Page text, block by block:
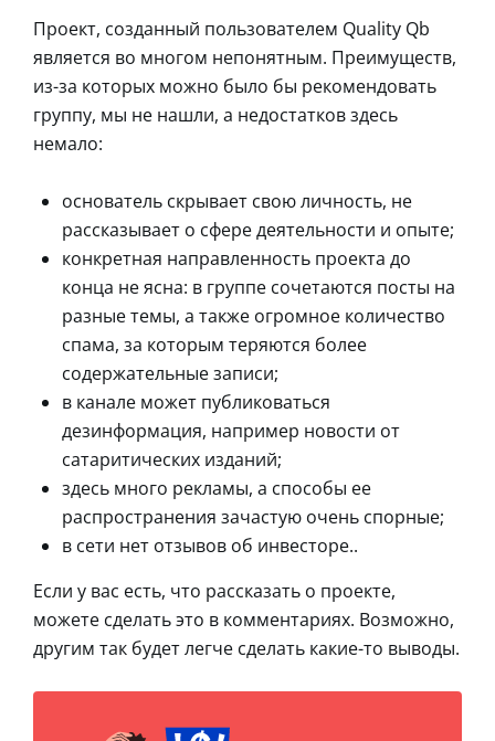
Проект, созданный пользователем Quality Qb
является во многом непонятным. Преимуществ,
из-за которых можно было бы рекомендовать
группу, мы не нашли, а недостатков здесь
немало:
основатель скрывает свою личность, не
рассказывает о сфере деятельности и опыте;
конкретная направленность проекта до
конца не ясна: в группе сочетаются посты на
разные темы, а также огромное количество
спама, за которым теряются более
содержательные записи;
в канале может публиковаться
дезинформация, например новости от
сатаритических изданий;
здесь много рекламы, а способы ее
распространения зачастую очень спорные;
в сети нет отзывов об инвесторе..
Если у вас есть, что рассказать о проекте,
можете сделать это в комментариях. Возможно,
другим так будет легче сделать какие-то выводы.